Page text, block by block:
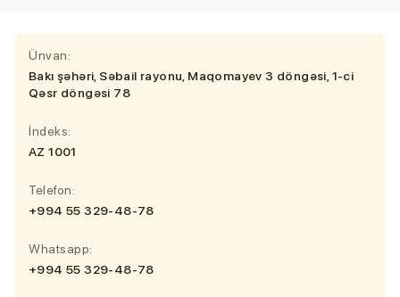
Ünvan:
Bakı şəhəri, Səbail rayonu, Maqomayev 3 döngəsi, 1-ci
Qəsr döngəsi 78
İndeks:
AZ 1001
Telefon:
+994 55 329-48-78
Whatsapp:
+994 55 329-48-78